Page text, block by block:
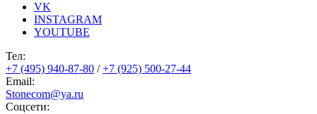
VK
INSTAGRAM
YOUTUBE
Тел:
+7 (495) 940-87-80 /+7 (925) 500-27-44
Email:
Stonecom@ya.ru
Соцсети: